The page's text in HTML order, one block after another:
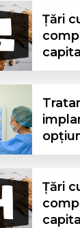
Țări
Țări